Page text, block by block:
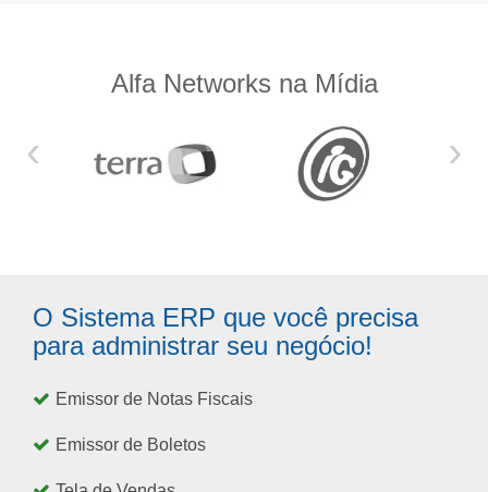
Alfa Networks na Mídia
‹ ›
O Sistema ERP que você precisa
para administrar seu negócio!
Emissor de Notas Fiscais
Emissor de Boletos